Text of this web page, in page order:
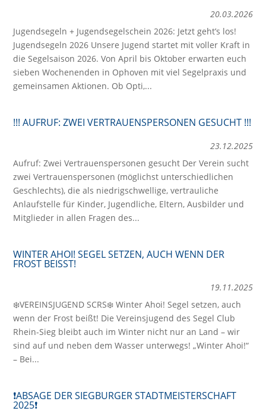
20.03.2026
Jugendsegeln + Jugendsegelschein 2026: Jetzt geht’s los!
Jugendsegeln 2026 Unsere Jugend startet mit voller Kraft in
die Segelsaison 2026. Von April bis Oktober erwarten euch
sieben Wochenenden in Ophoven mit viel Segelpraxis und
gemeinsamen Aktionen. Ob Opti,...
!!! AUFRUF: ZWEI VERTRAUENSPERSONEN GESUCHT !!!
23.12.2025
Aufruf: Zwei Vertrauenspersonen gesucht Der Verein sucht
zwei Vertrauenspersonen (möglichst unterschiedlichen
Geschlechts), die als niedrigschwellige, vertrauliche
Anlaufstelle für Kinder, Jugendliche, Eltern, Ausbilder und
Mitglieder in allen Fragen des...
WINTER AHOI! SEGEL SETZEN, AUCH WENN DER
FROST BEISST!
19.11.2025
❄️VEREINSJUGEND SCRS❄️ Winter Ahoi! Segel setzen, auch
wenn der Frost beißt! Die Vereinsjugend des Segel Club
Rhein-Sieg bleibt auch im Winter nicht nur an Land – wir
sind auf und neben dem Wasser unterwegs! „Winter Ahoi!“
– Bei...
❗️ABSAGE DER SIEGBURGER STADTMEISTERSCHAFT
2025❗️